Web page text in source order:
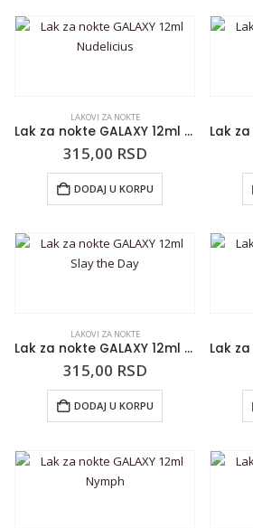
LAKOVI ZA NOKTE
Lak za nokte GALAXY 12ml Nudelicius
315,00 RSD
DODAJ U KORPU
LAKOVI ZA NOKTE
Lak za nokte GALAXY 12ml Slay the Day
315,00 RSD
DODAJ U KORPU